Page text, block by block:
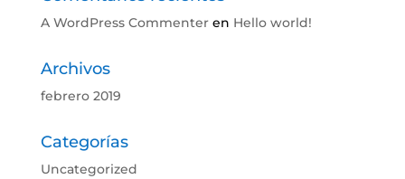
A WordPress Commenteren Hello world!
Archivos
febrero 2019
Categorías
Uncategorized